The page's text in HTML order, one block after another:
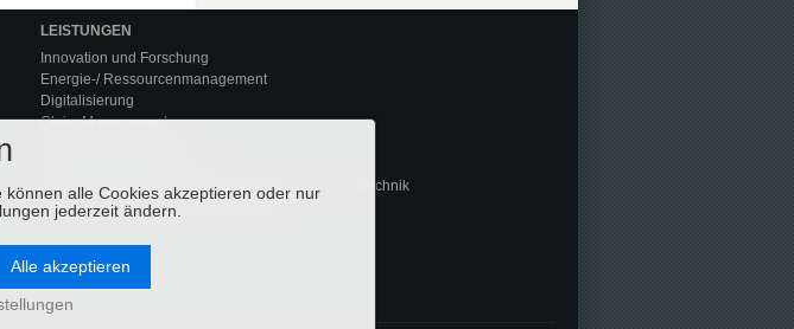
LEISTUNGEN
Innovation und Forschung
Energie-/ Ressourcenmanagement
Digitalisierung
Claim Management
Leistungen Verfahrens-, Oberflächen- und Umwelttechnik
Leistungen Automation/Elektrotechnik
alle Cookies akzeptieren oder nur
jederzeit ändern.
Alle akzeptieren